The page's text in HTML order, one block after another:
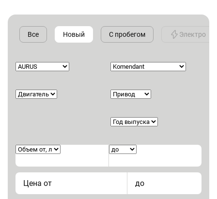
Все Новый С пробегом Электро
Цена от до